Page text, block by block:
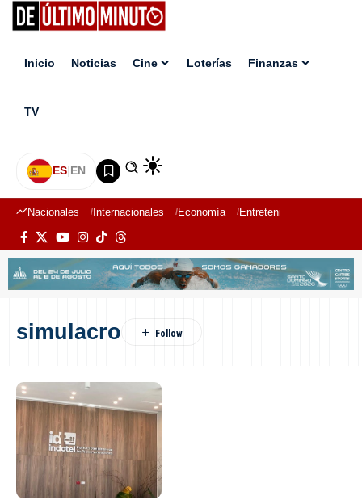
Inicio Noticias Cine Loterías Finanzas
TV
ES|EN
Nacionales Internacionales Economía Entretenimiento
simulacro